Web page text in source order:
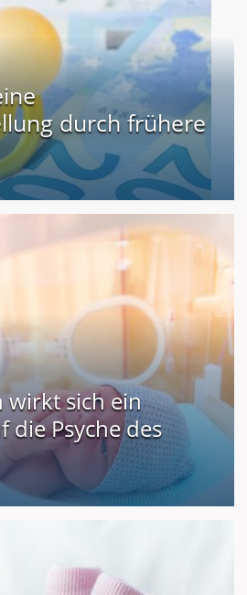
durch frühere
wirkt sich ein
die Psyche des